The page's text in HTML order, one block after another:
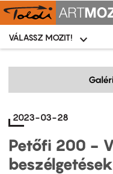
Moziválasztó
menü
VÁLASSZ MOZIT!
2023-03-28
Petőfi 200 -
beszélgetések